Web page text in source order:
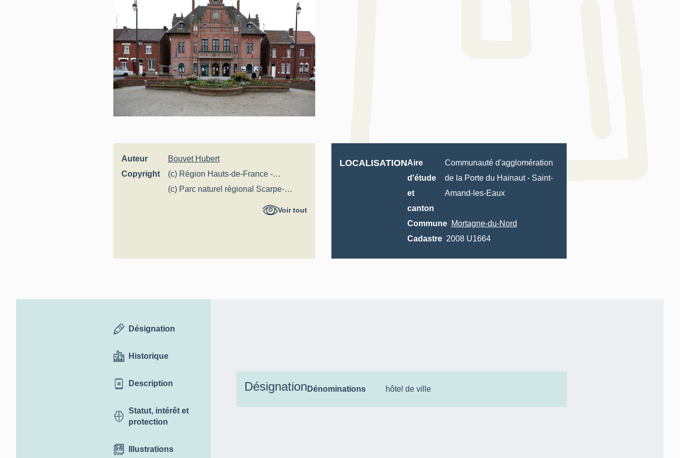
Auteur
Bouvet Hubert
Copyright
(c) Région Hauts-de-France -
Inventaire général
(c) Parc naturel régional Scarpe-
Voir tout
LOCALISATIONAire
d'étude
et
canton
Communauté d'agglomération
de la Porte du Hainaut- Saint-
Amand-les-Eaux
Commune
Mortagne-du-Nord
Cadastre
2008 U1664
Désignation
Historique
Description
Statut, intérêt et
protection
Illustrations
Désignation Dénominations hôtel de ville